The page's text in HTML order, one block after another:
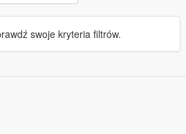
swoje kryteria filtrów.